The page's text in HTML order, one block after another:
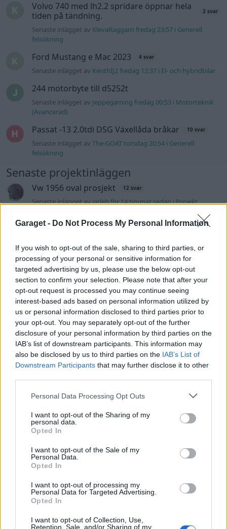
Garaget - Do Not Process My Personal Information
If you wish to opt-out of the sale, sharing to third parties, or
processing of your personal or sensitive information for
targeted advertising by us, please use the below opt-out
section to confirm your selection. Please note that after your
opt-out request is processed you may continue seeing
interest-based ads based on personal information utilized by
us or personal information disclosed to third parties prior to
your opt-out. You may separately opt-out of the further
disclosure of your personal information by third parties on the
IAB’s list of downstream participants. This information may
also be disclosed by us to third parties on the IAB’s List of
Downstream Participants that may further disclose it to other
Personal Data Processing Opt Outs
I want to opt-out of the Sharing of my
personal data.
Opted In
I want to opt-out of the Sale of my
Personal Data.
Opted In
I want to opt-out of processing my
Personal Data for Targeted Advertising.
Opted In
I want to opt-out of Collection, Use,
Retention, Sale, and/or Sharing of my
Volvo 740 med lh2.2 spridare öppnar hela
tiden på tändning.
2 svar
Senaste inlägget av KlevaRaggarn fredag 23:57 i Generell
felsökning
Ford Mustang e Mac 2023 4 svar
Senaste inlägget av KenthIJ2 fredag 12:37 i El- och hybridbilar
244 motorbyte till d5252t
Senaste inlägget av Jeppegaming fredag 00:53 i Motorteknik
(Avancerad)
Passat -13 2.0tdi DSG Växellåda bråkar 10 svar
Senaste inlägget avThe-GOAT torsdag 20:54 i Generell
felsökning
Senaste projektinläggen
Vw 1956 oval prosjekt 12 svar
Senaste inlägget avjarleb för 14 timmar sedaniProjekt
Puttelitens projekt Audi S2 Avant. Back
to basic. + garagefix.
900 svar
Volkswagen Golf MK4 v6 4motion OEM++
med JDM inspiration.
Senaste inlägget avStol3n_Identity fredag 10:06iProjekt
Manta b som ska räddas (kaross eller
delar sökes)
122 svar
Senaste inlägget avTyfors torsdag 23:25iProjekt
Huggern goes big block with 427 ZL-1! 551 svar
Senaste inlägget avhugger69 torsdag 23:01iProjekt
Senaste inlägget av Dr_snuggels torsdag 21:09 Projekt
Golf Mk2 16v Turbo
Senaste inlägget av 16vt4m torsdag 19:51 Projekt
Volvo 245 ?Turbo?
Senaste inlägget av Marurb1 onsdag 23:42 Projekt
Renovering av en Honda Civic Aerodeck
Senaste inlägget av Xebers76 onsdag 20:48 Projekt